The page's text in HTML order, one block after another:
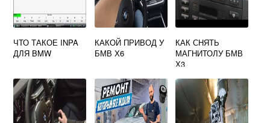
ЧТО ТАКОЕ INPA
ДЛЯ BMW
КАКОЙ ПРИВОД У
БМВ Х6
КАК СНЯТЬ
МАГНИТОЛУ БМВ
Х3